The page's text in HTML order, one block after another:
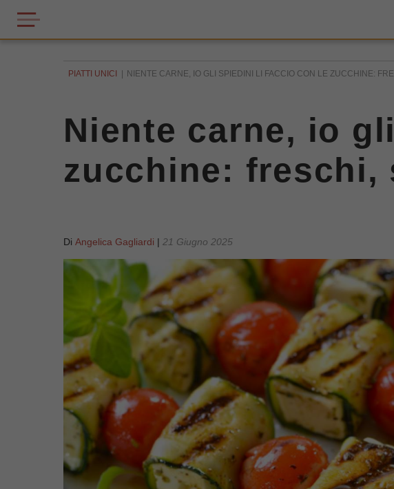
PIATTI UNICI NIENTE CARNE, IO GLI SPIEDINI LI FACCIO CON LE ZUCCHINE:
Niente carne, io
zucchine: freschi,
Di Angelica Gagliardi | 21 Giugno 2025